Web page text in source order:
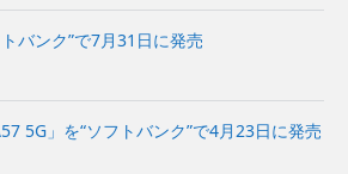
バンク”で7月31日に発売
5G」を“ソフトバンク”で4月23日に発売